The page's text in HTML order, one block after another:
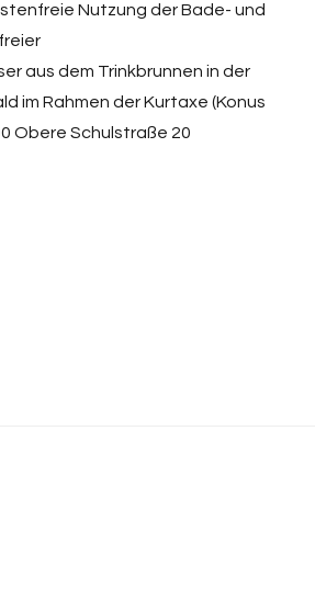
Nutzung der Bade- und
aus dem Trinkbrunnen in der
im Rahmen der Kurtaxe (Konus
Obere Schulstraße 20